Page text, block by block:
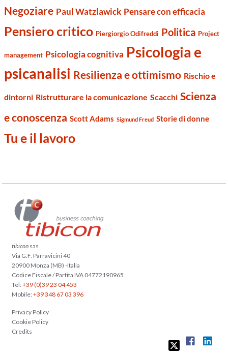
Negoziare Paul Watzlawick Pensare con efficacia
Pensiero critico Piergiorgio Odifreddi Politica Project
management Psicologia cognitiva Psicologia e
psicanalisi Resilienza e ottimismo Rischio e
dintorni Ristrutturare la comunicazione Scacchi Scienza
e conoscenza Scott Adams Sigmund Freud Storie di donne
Tu e il lavoro
tibicon sas
Via G.F. Parravicini 40
20900 Monza (MB) -Italia
Codice Fiscale / Partita IVA 04772190965
Tel:+39 (0)39 23 04 453
Mobile:+39 348 67 03 396
Privacy Policy
Cookie Policy
Credits